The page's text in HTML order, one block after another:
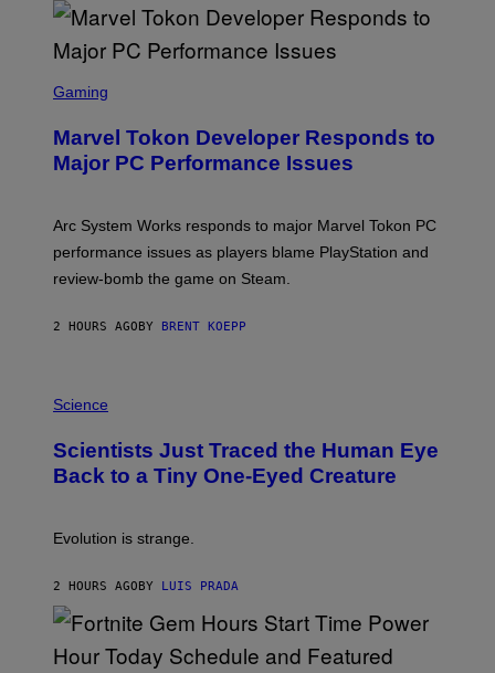
A
G
A
E
C
E
N
S
T
P
A
S
O
S
T
E
Gaming
Marvel Tokon Developer Responds to
Major PC Performance Issues
Arc System Works responds to major Marvel Tokon PC
performance issues as players blame PlayStation and
review-bomb the game on Steam.
2 HOURS AGO BY BRENT KOEPP
H
O
:
C
I
G
S
G
E
Science
Scientists Just Traced the Human Eye
Back to a Tiny One-Eyed Creature
Evolution is strange.
2 HOURS AGO BY LUIS PRADA